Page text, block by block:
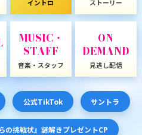
イントロ ストーリー
MUSIC・
STAFF
音楽・スタッフ
ON
DEMAND
見逃し配信
公式TikTok サントラ
の挑戦状』謎解きプレゼントCP